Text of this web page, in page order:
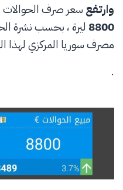
وارتفع سعر صرف الحوالات
8800 ليرة ، بحسب نشرة
مصرف سوريا المركزي لهذا
.